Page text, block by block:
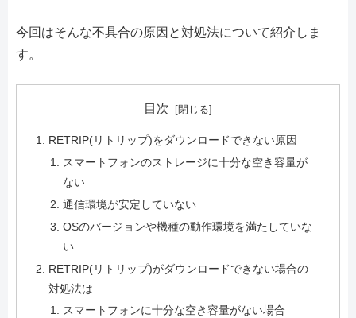
今回はそんな不具合の原因と対処法について紹介しま
す。
目次
RETRIP(リトリップ)をダウンロードできない原因
スマートフォンのストレージに十分な空き容量が
ない
通信環境が安定していない
OSのバージョンや機種の動作環境を満たしていな
い
RETRIP(リトリップ)がダウンロードできない場合の
対処法は
スマートフォンに十分な空き容量がない場合